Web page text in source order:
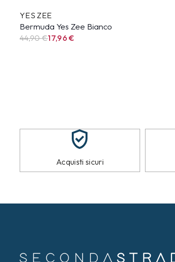
YES ZEE
Bermuda Yes Zee Bianco
44,90€17,96€
Acquisti sicuri